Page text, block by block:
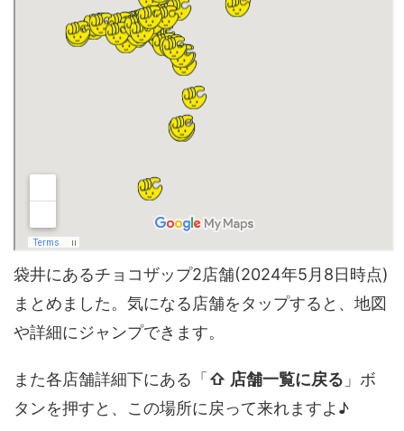
袋井にあるチョコザップ2店舗(2024年5月8日時点)
まとめました。気になる店舗をタップすると、地図
や詳細にジャンプできます。
また各店舗詳細下にある「⇧ 店舗一覧に戻る 」ボ
タンを押すと、この場所に戻って来れますよ♪